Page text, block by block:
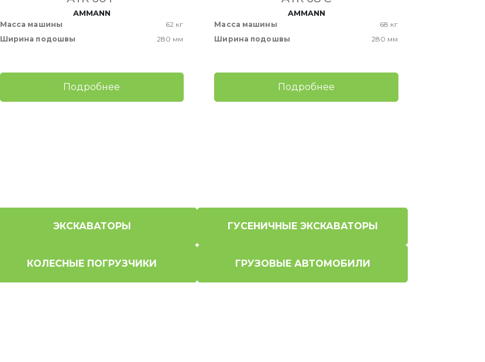
AMMANN
Масса машины
62 кг
Ширина подошвы
280 мм
Подробнее
AMMANN
Масса машины
68 кг
Ширина подошвы
280 мм
Подробнее
ЭКСКАВАТОРЫ ГУСЕНИЧНЫЕ ЭКСКАВАТОРЫ
КОЛЕСНЫЕ ПОГРУЗЧИКИ ГРУЗОВЫЕ АВТОМОБИЛИ